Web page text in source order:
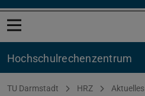
Menü öffnen
Hochschul­rechenzentrum
Sie befinden sich hier:
TU Darmstadt HRZ Aktuelles